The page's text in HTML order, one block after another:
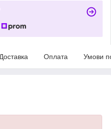
Доставка Оплата Умови